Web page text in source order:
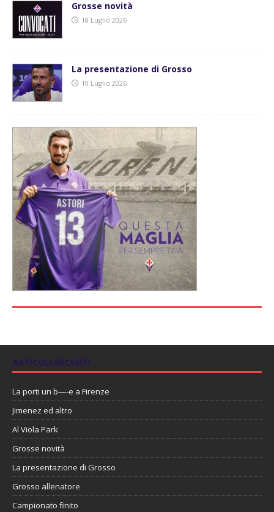
Grosse novità
18 Luglio 2026
La presentazione di Grosso
10 Luglio 2026
ARTICOLI RECENTI
La porti un b—-e a Firenze
Jimenez ed altro
Al Viola Park
Grosse novità
La presentazione di Grosso
Grosso allenatore
Campionato finito